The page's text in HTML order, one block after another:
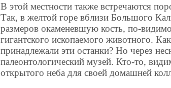
В этой местности также встречаются
Так, в желтой горе вблизи Большого
размеров окаменевшую кость, по-
гигантского ископаемого животного.
принадлежали эти останки? Но через
палеонтологический музей. Кто-то,
открытого неба для своей домашней